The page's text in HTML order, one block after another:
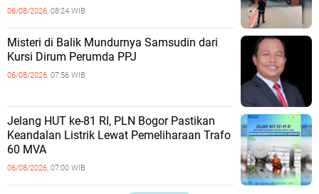
06/08/2026, 08:24 WIB
Misteri di Balik Mundurnya Samsudin dari
Kursi Dirum Perumda PPJ
06/08/2026, 07:56 WIB
Jelang HUT ke-81 RI, PLN Bogor Pastikan
Keandalan Listrik Lewat Pemeliharaan Trafo
60 MVA
06/08/2026, 07:00 WIB